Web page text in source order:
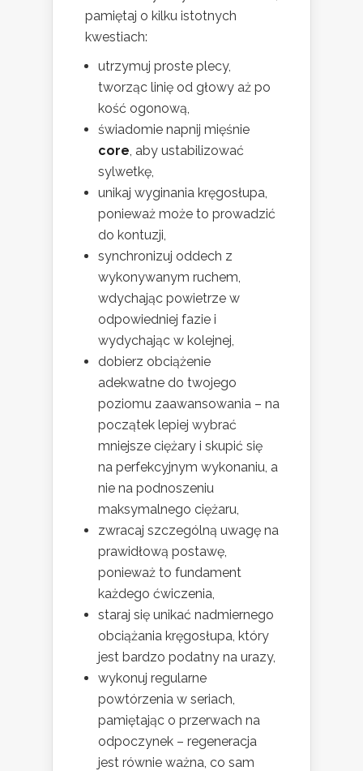
pamiętaj o kilku istotnych
kwestiach:
utrzymuj proste plecy,
tworząc linię od głowy aż po
kość ogonową,
świadomie napnij mięśnie
core , aby ustabilizować
sylwetkę,
unikaj wyginania kręgosłupa,
ponieważ może to prowadzić
do kontuzji,
synchronizuj oddech z
wykonywanym ruchem,
wdychając powietrze w
odpowiedniej fazie i
wydychając w kolejnej,
dobierz obciążenie
adekwatne do twojego
poziomu zaawansowania – na
początek lepiej wybrać
mniejsze ciężary i skupić się
na perfekcyjnym wykonaniu, a
nie na podnoszeniu
maksymalnego ciężaru,
zwracaj szczególną uwagę na
prawidłową postawę,
ponieważ to fundament
każdego ćwiczenia,
staraj się unikać nadmiernego
obciążania kręgosłupa, który
jest bardzo podatny na urazy,
wykonuj regularne
powtórzenia w seriach,
pamiętając o przerwach na
odpoczynek – regeneracja
jest równie ważna, co sam